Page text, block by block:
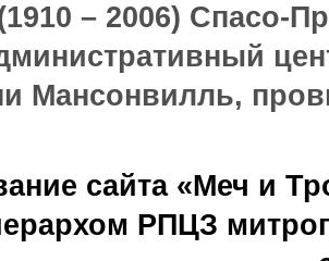
– 2006) Спасо-
Мансонвилль,
сайта «Меч и
РПЦЗ